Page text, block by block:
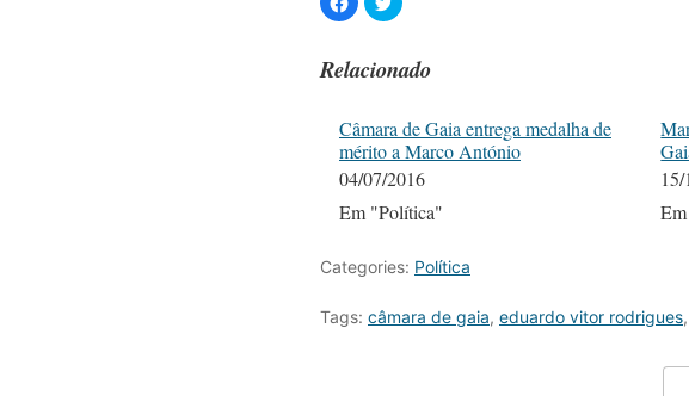
Relacionado
Câmara de Gaia entrega medalha de
mérito a Marco António
04/07/2016
Em "Política"
Categories: Política
Tags: câmara de gaia, eduardo vitor rodrigues,